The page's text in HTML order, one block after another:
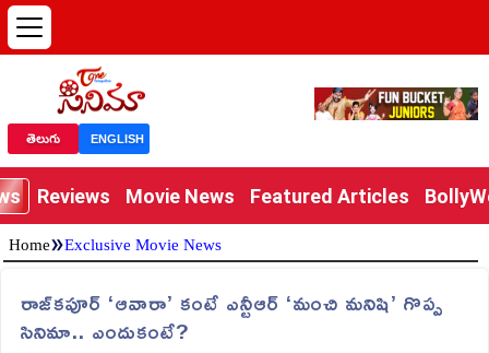
తెలుగు ENGLISH
Reviews Movie News Featured Articles
Home»Exclusive Movie News
రాజ్‌క‌పూర్ ‘ఆవారా’ కంటే ఎన్టీఆర్ ‘మంచి మనిషి’ గొప్ప
సినిమా.. ఎందుకంటే?